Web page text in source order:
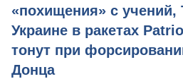
«похищения» с учений,
Украине в ракетах
тонут при
Донца